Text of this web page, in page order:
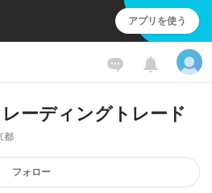
アプリを使う
ーディングトレード
都
フォロー